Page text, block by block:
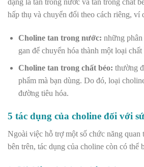
dạng là tan trong nước và tan trong chất
hấp thụ và chuyển đổi theo cách riêng, ví
Choline tan trong nước: những
gan để chuyển hóa thành một loại
Choline tan trong chất béo: thường
phẩm mà bạn dùng. Do đó, loại
đường tiêu hóa.
5 tác dụng của choline đối với
Ngoài việc hỗ trợ một số chức năng quan
bên trên, tác dụng của choline còn có thể